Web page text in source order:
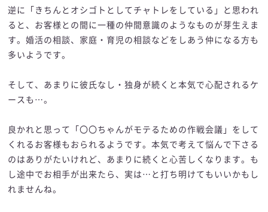
逆に「きちんとオシゴトとしてチャトレをしている」と思われ
ると、お客様との間に一種の仲間意識のようなものが芽生えま
す。婚活の相談、家庭・育児の相談などをしあう仲になる方も
多いようです。
そして、あまりに彼氏なし・独身が続くと本気で心配されるケ
ースも…。
良かれと思って「〇〇ちゃんがモテるための作戦会議」をして
くれるお客様もおられるようです。本気で考えて悩んで下さる
のはありがたいけれど、あまりに続くと心苦しくなります。も
し途中でお相手が出来たら、実は…と打ち明けてもいいかもし
れませんね。